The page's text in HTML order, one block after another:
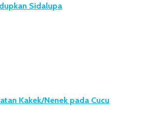
Sidalupa
Kakek/Nenek pada Cucu